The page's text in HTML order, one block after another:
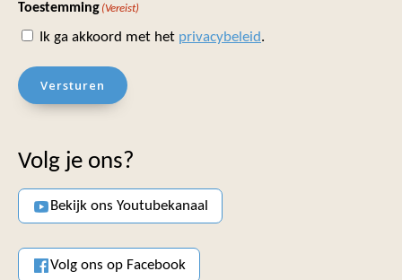
Toestemming (Vereist)
Ik ga akkoord met het privacybeleid.
Versturen
Volg je ons?
Bekijk ons Youtubekanaal
Volg ons op Facebook